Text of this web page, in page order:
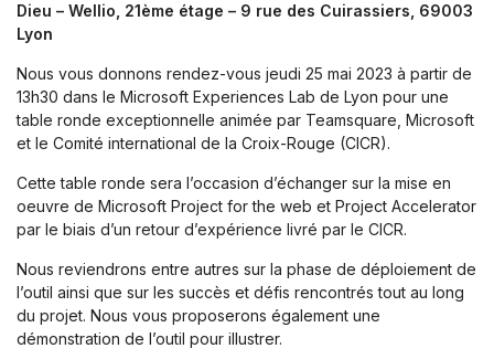
Dieu – Wellio, 21ème étage – 9 rue des Cuirassiers, 69003
Lyon
Nous vous donnons rendez-vous jeudi 25 mai 2023 à partir de
13h30 dans le Microsoft Experiences Lab de Lyon pour une
table ronde exceptionnelle animée par Teamsquare, Microsoft
et le Comité international de la Croix-Rouge (CICR).
Cette table ronde sera l’occasion d’échanger sur la mise en
oeuvre de Microsoft Project for the web et Project Accelerator
par le biais d’un retour d’expérience livré par le CICR.
Nous reviendrons entre autres sur la phase de déploiement de
l’outil ainsi que sur les succès et défis rencontrés tout au long
du projet. Nous vous proposerons également une
démonstration de l’outil pour illustrer.